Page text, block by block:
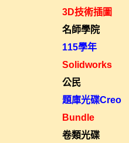
3D技術插圖
名師學院
115學年
Solidworks
公民
題庫光碟Creo
Bundle
卷類光碟